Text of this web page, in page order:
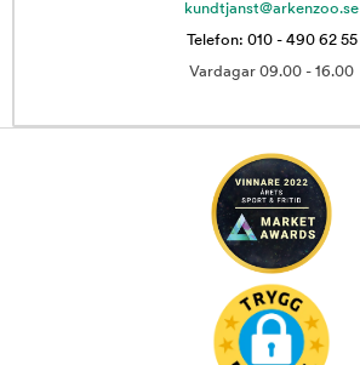
kundtjanst@arkenzoo.se
Telefon: 010 - 490 62 55
Vardagar 09.00 - 16.00